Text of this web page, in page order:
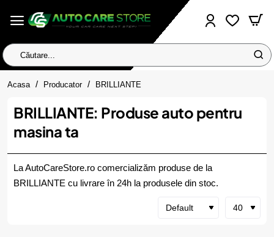
Căutare...
Acasa homeProducator BRILLIANTE
BRILLIANTE: Produse auto pentru
masina ta
La AutoCareStore.ro comercializăm produse de la
BRILLIANTE cu livrare în 24h la produsele din stoc.